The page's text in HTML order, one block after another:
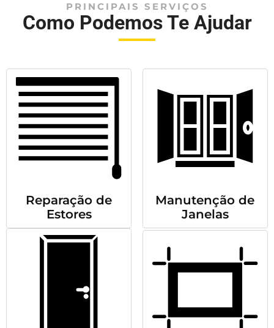
PRINCIPAIS SERVIÇOS
Como Podemos Te Ajudar
Reparação de
Estores
Manutenção de
Janelas